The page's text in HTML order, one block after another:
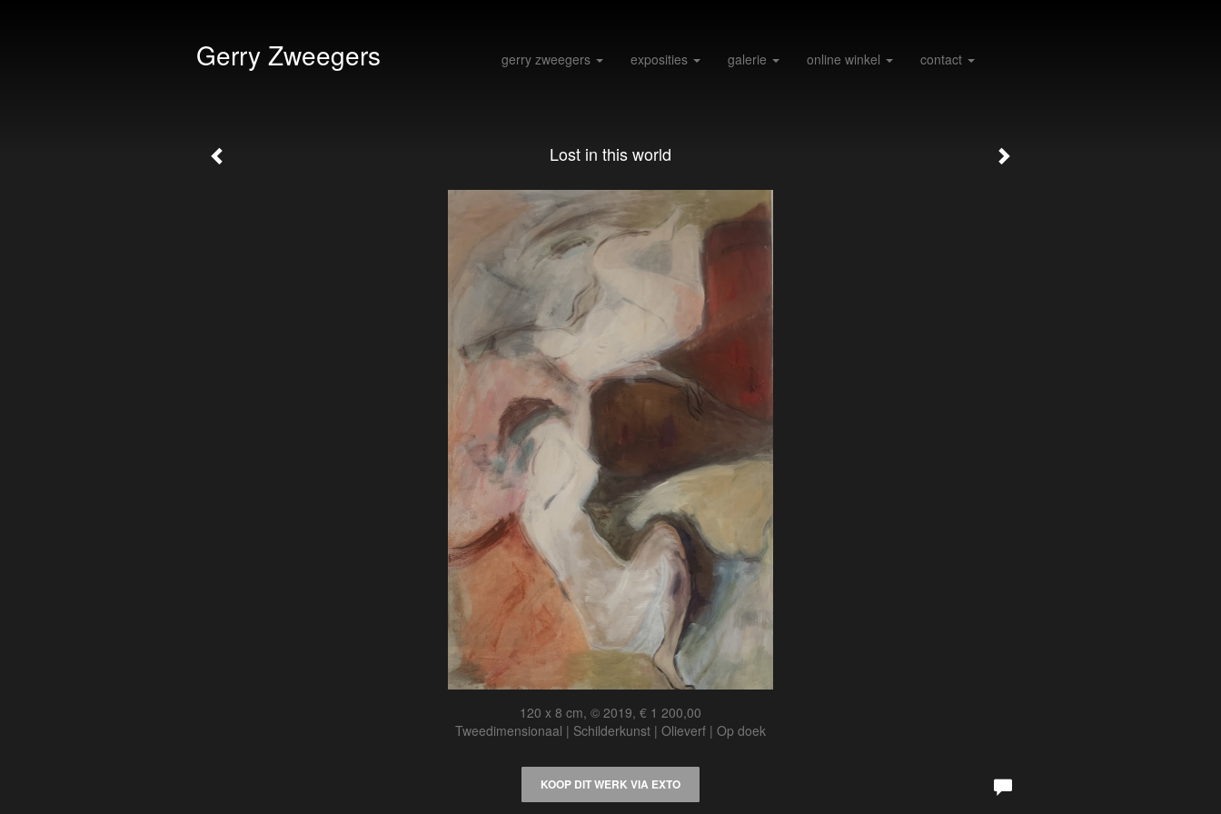
Gerry Zweegers gerry zweegers exposities galerie online winkel contact
Lost in this world
120 x 8 cm, © 2019, € 1 200,00
Tweedimensionaal | Schilderkunst | Olieverf | Op doek
KOOP DIT WERK VIA EXTO